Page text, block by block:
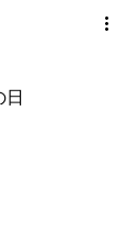
日